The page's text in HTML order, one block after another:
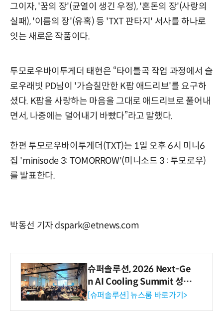
그이자, '꿈의 장'(균열이 생긴 우정), '혼돈의 장'(사랑의
실패), '이름의 장'(유혹) 등 'TXT 판타지' 서사를 하나로
잇는 새로운 작품이다.
투모로우바이투게더 태현은 “타이틀곡 작업 과정에서 슬
로우래빗 PD님이 '가슴칠만한 K팝 애드리브'를 요구하
셨다. K팝을 사랑하는 마음을 그대로 애드리브로 풀어내
면서, 나중에는 덜어내기 바빴다”라고 말했다.
한편 투모로우바이투게더(TXT)는 1일 오후 6시 미니6
집 'minisode 3: TOMORROW'(미니소드 3 : 투모로우)
를 발표한다.
박동선 기자 dspark@etnews.com
슈퍼솔루션, 2026 Next-Ge
n AI Cooling Summit 성황
리 성료
[슈퍼솔루션] 뉴스룸 바로가기>